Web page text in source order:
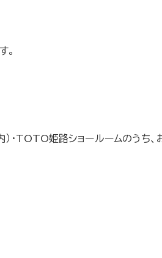
。
・TOTO姫路ショールームのうち